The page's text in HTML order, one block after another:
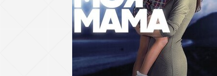
66 серия
67 серия
70 серия
71 серия
74 серия
75 серия